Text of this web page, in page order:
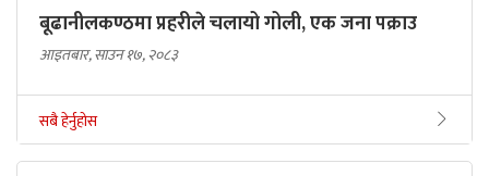
बूढानीलकण्ठमा प्रहरीले चलायो गोली, एक जना पक्राउ
आइतबार, साउन १७, २०८३
सबै हेर्नुहोस